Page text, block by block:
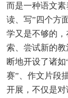
而是一种语文素
读、写”四个方
学又是不够的
索、尝试新的
断地开设了诸
赛”、作文片段
开展，不仅是